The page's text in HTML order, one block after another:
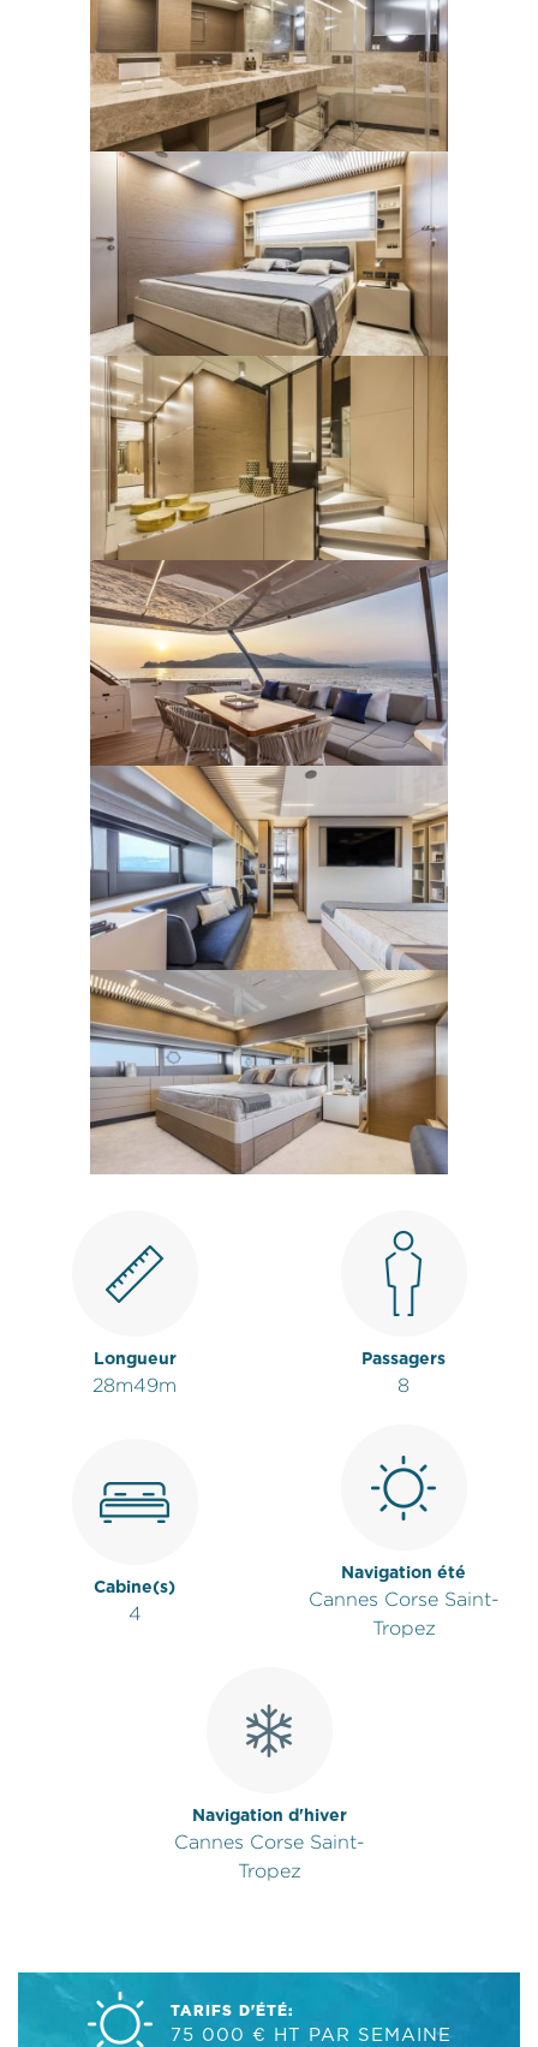
Longueur
28m49m
Passagers
8
Cabine(s)
4
Navigation été
Cannes Corse Saint-
Tropez
Navigation d'hiver
Cannes Corse Saint-
Tropez
TARIFS D'ÉTÉ:
75 000 € HT PAR SEMAINE